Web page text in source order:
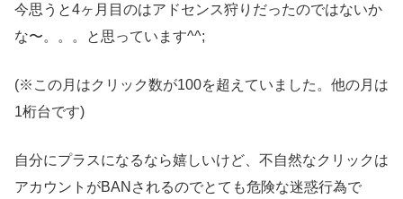
今思うと4ヶ月目のはアドセンス狩りだったのではないか
な〜。。。と思っています^^;
(※この月はクリック数が100を超えていました。他の月は
1桁台です)
自分にプラスになるなら嬉しいけど、不自然なクリックは
アカウントがBANされるのでとても危険な迷惑行為で